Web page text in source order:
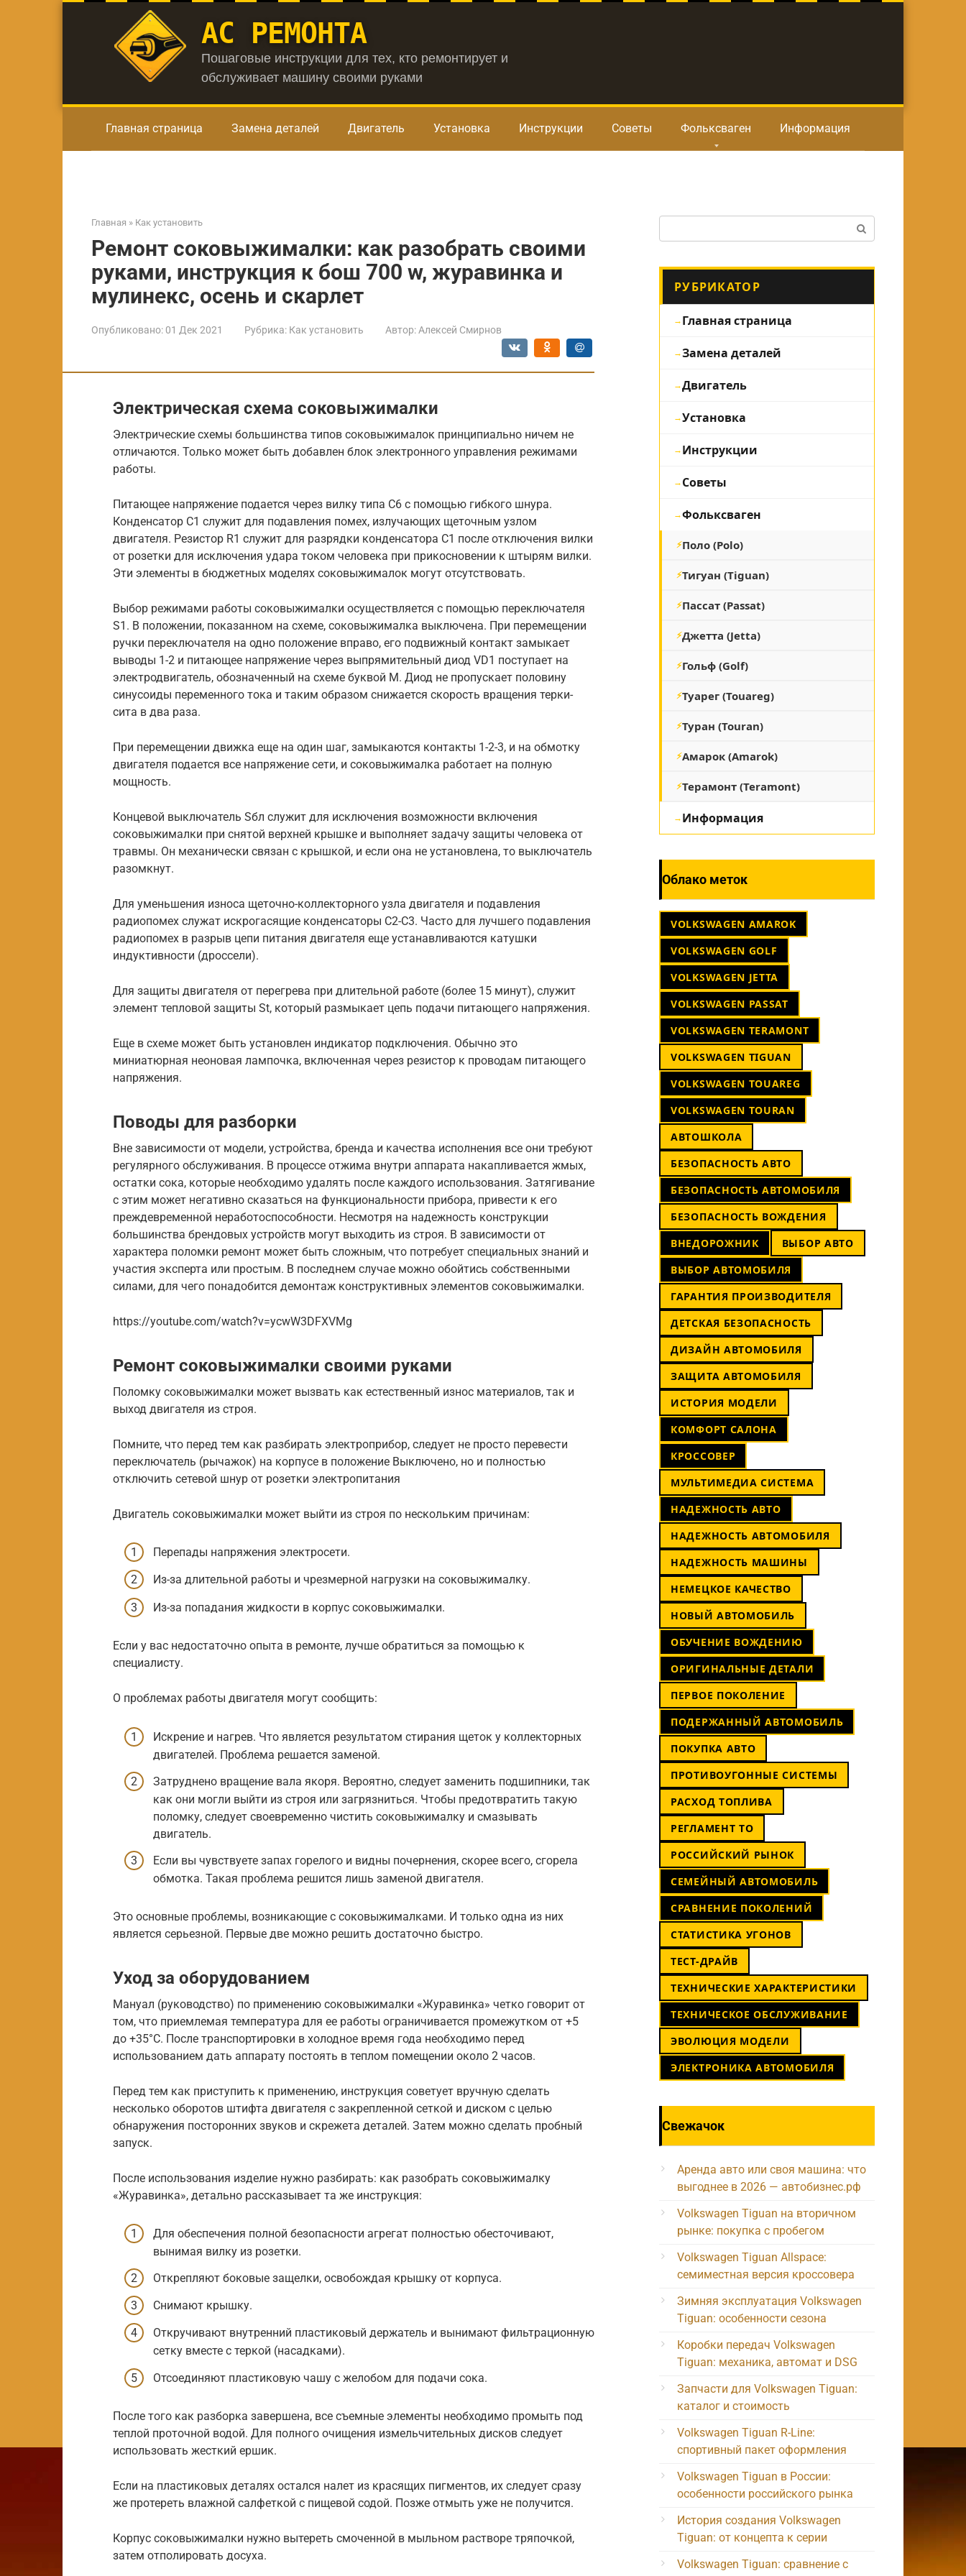
АС РЕМОНТА
Пошаговые инструкции для тех, кто ремонтирует и
обслуживает машину своими руками
Главная страница Замена деталей Двигатель Установка Инструкции Советы Фольксваген Информация
Главная » Как установить
Ремонт соковыжималки: как разобрать своими
руками, инструкция к бош 700 w, журавинка и
мулинекс, осень и скарлет
Опубликовано: 01 Дек 2021 Рубрика: Как установить Автор: Алексей Смирнов
Электрическая схема соковыжималки
Электрические схемы большинства типов соковыжималок принципиально ничем не
отличаются. Только может быть добавлен блок электронного управления режимами
работы.
Питающее напряжение подается через вилку типа С6 с помощью гибкого шнура.
Конденсатор С1 служит для подавления помех, излучающих щеточным узлом
двигателя. Резистор R1 служит для разрядки конденсатора С1 после отключения вилки
от розетки для исключения удара током человека при прикосновении к штырям вилки.
Эти элементы в бюджетных моделях соковыжималок могут отсутствовать.
Выбор режимами работы соковыжималки осуществляется с помощью переключателя
S1. В положении, показанном на схеме, соковыжималка выключена. При перемещении
ручки переключателя на одно положение вправо, его подвижный контакт замыкает
выводы 1-2 и питающее напряжение через выпрямительный диод VD1 поступает на
электродвигатель, обозначенный на схеме буквой М. Диод не пропускает половину
синусоиды переменного тока и таким образом снижается скорость вращения терки-
сита в два раза.
При перемещении движка еще на один шаг, замыкаются контакты 1-2-3, и на обмотку
двигателя подается все напряжение сети, и соковыжималка работает на полную
мощность.
Концевой выключатель Sбл служит для исключения возможности включения
соковыжималки при снятой верхней крышке и выполняет задачу защиты человека от
травмы. Он механически связан с крышкой, и если она не установлена, то выключатель
разомкнут.
Для уменьшения износа щеточно-коллекторного узла двигателя и подавления
радиопомех служат искрогасящие конденсаторы С2-С3. Часто для лучшего подавления
радиопомех в разрыв цепи питания двигателя еще устанавливаются катушки
индуктивности (дроссели).
Для защиты двигателя от перегрева при длительной работе (более 15 минут), служит
элемент тепловой защиты St, который размыкает цепь подачи питающего напряжения.
Еще в схеме может быть установлен индикатор подключения. Обычно это
миниатюрная неоновая лампочка, включенная через резистор к проводам питающего
напряжения.
Поводы для разборки
Вне зависимости от модели, устройства, бренда и качества исполнения все они требуют
регулярного обслуживания. В процессе отжима внутри аппарата накапливается жмых,
остатки сока, которые необходимо удалять после каждого использования. Затягивание
с этим может негативно сказаться на функциональности прибора, привести к его
преждевременной неработоспособности. Несмотря на надежность конструкции
большинства брендовых устройств могут выходить из строя. В зависимости от
характера поломки ремонт может быть сложным, что потребует специальных знаний и
участия эксперта или простым. В последнем случае можно обойтись собственными
силами, для чего понадобится демонтаж конструктивных элементов соковыжималки.
https://youtube.com/watch?v=ycwW3DFXVMg
Ремонт соковыжималки своими руками
Поломку соковыжималки может вызвать как естественный износ материалов, так и
выход двигателя из строя.
Помните, что перед тем как разбирать электроприбор, следует не просто перевести
переключатель (рычажок) на корпусе в положение Выключено, но и полностью
отключить сетевой шнур от розетки электропитания
Двигатель соковыжималки может выйти из строя по нескольким причинам:
Перепады напряжения электросети.
Из-за длительной работы и чрезмерной нагрузки на соковыжималку.
Из-за попадания жидкости в корпус соковыжималки.
Если у вас недостаточно опыта в ремонте, лучше обратиться за помощью к
специалисту.
О проблемах работы двигателя могут сообщить:
Искрение и нагрев. Что является результатом стирания щеток у коллекторных
двигателей. Проблема решается заменой.
Затруднено вращение вала якоря. Вероятно, следует заменить подшипники, так
как они могли выйти из строя или загрязниться. Чтобы предотвратить такую
поломку, следует своевременно чистить соковыжималку и смазывать
двигатель.
Если вы чувствуете запах горелого и видны почернения, скорее всего, сгорела
обмотка. Такая проблема решится лишь заменой двигателя.
Это основные проблемы, возникающие с соковыжималками. И только одна из них
является серьезной. Первые две можно решить достаточно быстро.
Уход за оборудованием
Мануал (руководство) по применению соковыжималки «Журавинка» четко говорит от
том, что приемлемая температура для ее работы ограничивается промежутком от +5
до +35°С. После транспортировки в холодное время года необходимо перед
использованием дать аппарату постоять в теплом помещении около 2 часов.
Перед тем как приступить к применению, инструкция советует вручную сделать
несколько оборотов штифта двигателя с закрепленной сеткой и диском с целью
обнаружения посторонних звуков и скрежета деталей. Затем можно сделать пробный
запуск.
После использования изделие нужно разбирать: как разобрать соковыжималку
«Журавинка», детально рассказывает та же инструкция:
Для обеспечения полной безопасности агрегат полностью обесточивают,
вынимая вилку из розетки.
Открепляют боковые защелки, освобождая крышку от корпуса.
Снимают крышку.
Откручивают внутренний пластиковый держатель и вынимают фильтрационную
сетку вместе с теркой (насадками).
Отсоединяют пластиковую чашу с желобом для подачи сока.
После того как разборка завершена, все съемные элементы необходимо промыть под
теплой проточной водой. Для полного очищения измельчительных дисков следует
использовать жесткий ершик.
Если на пластиковых деталях остался налет из красящих пигментов, их следует сразу
же протереть влажной салфеткой с пищевой содой. Позже отмыть уже не получится.
Корпус соковыжималки нужно вытереть смоченной в мыльном растворе тряпочкой,
затем отполировать досуха.
РУБРИКАТОР
Главная страница
Замена деталей
Двигатель
Установка
Инструкции
Советы
Фольксваген
Поло (Polo)
Тигуан (Tiguan)
Пассат (Passat)
Джетта (Jetta)
Гольф (Golf)
Туарег (Touareg)
Туран (Touran)
Амарок (Amarok)
Терамонт (Teramont)
Информация
Облако меток
VOLKSWAGEN AMAROK
VOLKSWAGEN GOLF
VOLKSWAGEN JETTA
VOLKSWAGEN PASSAT
VOLKSWAGEN TERAMONT
VOLKSWAGEN TIGUAN
VOLKSWAGEN TOUAREG
VOLKSWAGEN TOURAN
АВТОШКОЛА
БЕЗОПАСНОСТЬ АВТО
БЕЗОПАСНОСТЬ АВТОМОБИЛЯ
БЕЗОПАСНОСТЬ ВОЖДЕНИЯ
ВНЕДОРОЖНИК
ВЫБОР АВТО
ВЫБОР АВТОМОБИЛЯ
ГАРАНТИЯ ПРОИЗВОДИТЕЛЯ
ДЕТСКАЯ БЕЗОПАСНОСТЬ
ДИЗАЙН АВТОМОБИЛЯ
ЗАЩИТА АВТОМОБИЛЯ
ИСТОРИЯ МОДЕЛИ
КОМФОРТ САЛОНА
КРОССОВЕР
МУЛЬТИМЕДИА СИСТЕМА
НАДЕЖНОСТЬ АВТО
НАДЕЖНОСТЬ АВТОМОБИЛЯ
НАДЕЖНОСТЬ МАШИНЫ
НЕМЕЦКОЕ КАЧЕСТВО
НОВЫЙ АВТОМОБИЛЬ
ОБУЧЕНИЕ ВОЖДЕНИЮ
ОРИГИНАЛЬНЫЕ ДЕТАЛИ
ПЕРВОЕ ПОКОЛЕНИЕ
ПОДЕРЖАННЫЙ АВТОМОБИЛЬ
ПОКУПКА АВТО
ПРОТИВОУГОННЫЕ СИСТЕМЫ
РАСХОД ТОПЛИВА
РЕГЛАМЕНТ ТО
РОССИЙСКИЙ РЫНОК
СЕМЕЙНЫЙ АВТОМОБИЛЬ
СРАВНЕНИЕ ПОКОЛЕНИЙ
СТАТИСТИКА УГОНОВ
ТЕСТ-ДРАЙВ
ТЕХНИЧЕСКИЕ ХАРАКТЕРИСТИКИ
ТЕХНИЧЕСКОЕ ОБСЛУЖИВАНИЕ
ЭВОЛЮЦИЯ МОДЕЛИ
ЭЛЕКТРОНИКА АВТОМОБИЛЯ
Свежачок
Аренда авто или своя машина: что
выгоднее в 2026 — автобизнес.рф
Volkswagen Tiguan на вторичном
рынке: покупка с пробегом
Volkswagen Tiguan Allspace:
семиместная версия кроссовера
Зимняя эксплуатация Volkswagen
Tiguan: особенности сезона
Коробки передач Volkswagen
Tiguan: механика, автомат и DSG
Запчасти для Volkswagen Tiguan:
каталог и стоимость
Volkswagen Tiguan R-Line:
спортивный пакет оформления
Volkswagen Tiguan в России:
особенности российского рынка
История создания Volkswagen
Tiguan: от концепта к серии
Volkswagen Tiguan: сравнение с